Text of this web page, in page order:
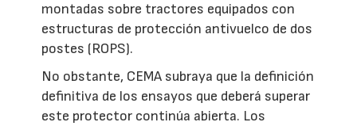
montadas sobre tractores equipados con
estructuras de protección antivuelco de dos
postes (ROPS).
No obstante, CEMA subraya que la definición
definitiva de los ensayos que deberá superar
este protector continúa abierta. Los